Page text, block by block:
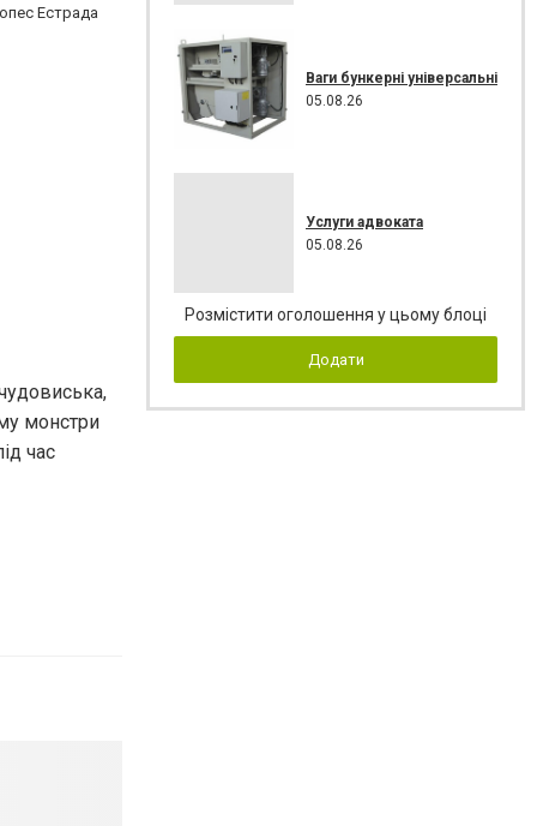
Естрада
монстри
час
Ваги бункерні універсальні
05.08.26
Услуги адвоката
05.08.26
Розмістити оголошення у цьому блоці
Додати